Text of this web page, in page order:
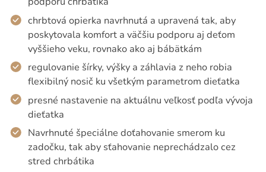
chrbtová opierka navrhnutá a upravená tak, aby
poskytovala komfort a väčšiu podporu aj deťom
vyššieho veku, rovnako ako aj bábätkám
regulovanie šírky, výšky a záhlavia z neho robia
flexibilný nosič ku všetkým parametrom dieťatka
presné nastavenie na aktuálnu veľkosť podľa vývoja
dieťatka
Navrhnuté špeciálne doťahovanie smerom ku
zadočku, tak aby sťahovanie neprechádzalo cez
stred chrbátika